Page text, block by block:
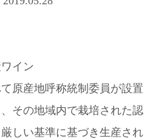
イン
原産地呼称統制委員が設置
その地域内で栽培された認
しい基準に基づき生産され